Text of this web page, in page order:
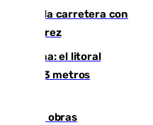
de la carretera con
de Jerez
marina: el litoral
de 33 metros
en obras